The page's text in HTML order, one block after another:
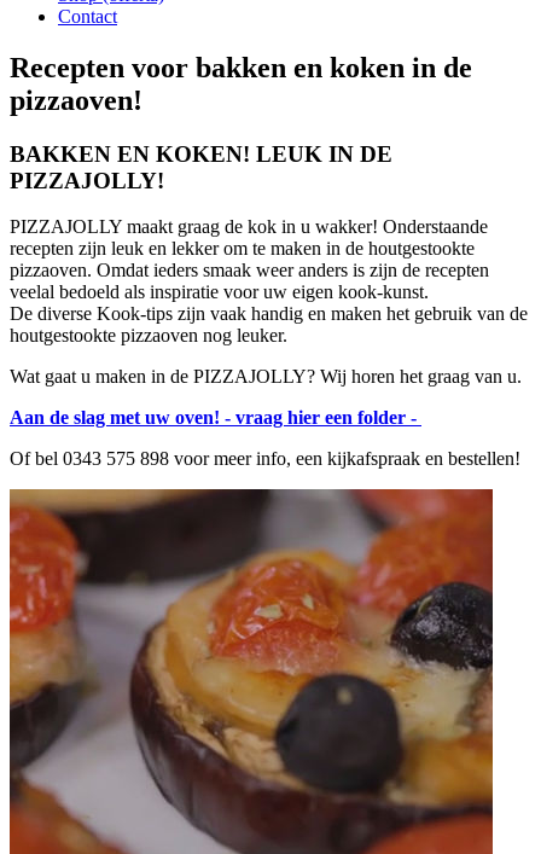
Contact
Recepten voor bakken en koken in de
pizzaoven!
BAKKEN EN KOKEN! LEUK IN DE
PIZZAJOLLY!
PIZZAJOLLY maakt graag de kok in u wakker! Onderstaande
recepten zijn leuk en lekker om te maken in de houtgestookte
pizzaoven. Omdat ieders smaak weer anders is zijn de recepten
veelal bedoeld als inspiratie voor uw eigen kook-kunst.
De diverse Kook-tips zijn vaak handig en maken het gebruik van de
houtgestookte pizzaoven nog leuker.
Wat gaat u maken in de PIZZAJOLLY? Wij horen het graag van u.
Aan de slag met uw oven! - vraag hier een folder -
Of bel 0343 575 898 voor meer info, een kijkafspraak en bestellen!